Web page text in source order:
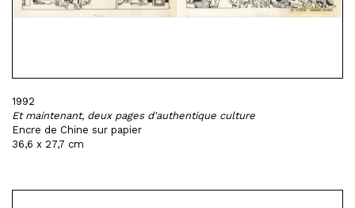
1992
Et maintenant, deux pages d'authentique culture
Encre de Chine sur papier
36,6 x 27,7 cm